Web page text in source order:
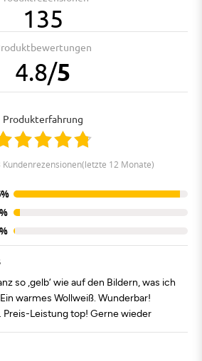
135
4.8/5
Produkterfahrung
Kundenrezensionen(letzte 12 Monate)
so ‚gelb‘ wie auf den Bildern, was ich
warmes Wollweiß. Wunderbar!
Preis-Leistung top! Gerne wieder